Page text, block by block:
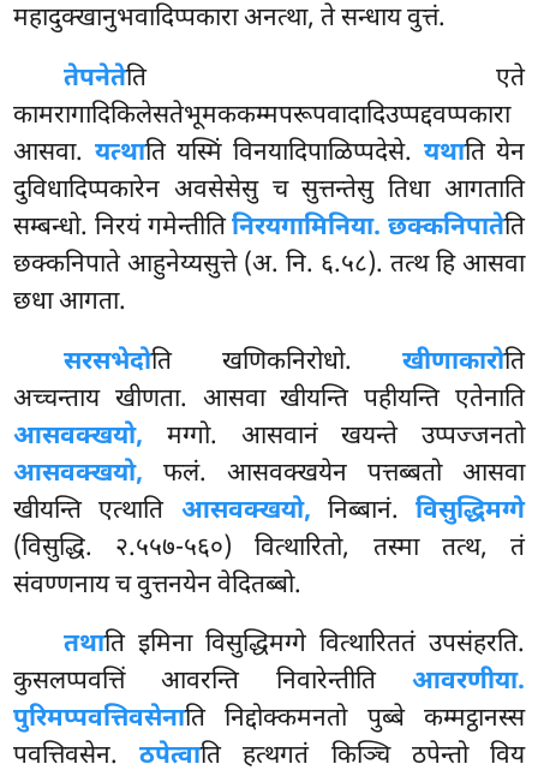
महादुक्खानुभवादिप्पकारा अनत्था, ते सन्धाय वुत्तं.
तेपनेतेति एते
कामरागादिकिलेसतेभूमककम्मपरूपवादादिउप्पद्दवप्पकारा
आसवा. यत्थाति यस्मिं विनयादिपाळिप्पदेसे. यथाति येन
दुविधादिप्पकारेन अवसेसेसु च सुत्तन्तेसु तिधा आगताति
सम्बन्धो. निरयं गमेन्तीतिनिरयगामिनिया. छक्कनिपातेति
छक्कनिपाते आहुनेय्यसुत्ते (अ. नि. ६.५८). तत्थ हि आसवा
छधा आगता.
सरसभेदोति खणिकनिरोधो. खीणाकारोति
अच्चन्ताय खीणता. आसवा खीयन्ति पहीयन्ति एतेनाति
आसवक्खयो, मग्गो. आसवानं खयन्ते उप्पज्जनतो
आसवक्खयो, फलं. आसवक्खयेन पत्तब्बतो आसवा
खीयन्ति एत्थाति आसवक्खयो, निब्बानं. विसुद्धिमग्गे
(विसुद्धि. २.५५७-५६०) वित्थारितो, तस्मा तत्थ, तं
संवण्णनाय च वुत्तनयेन वेदितब्बो.
तथाति इमिना विसुद्धिमग्गे वित्थारिततं उपसंहरति.
कुसलप्पवत्तिं आवरन्ति निवारेन्तीति आवरणीया.
पुरिमप्पवत्तिवसेनाति निद्दोक्कमनतो पुब्बे कम्मट्ठानस्स
पवत्तिवसेन.ठपेत्वाति हत्थगतं किञ्चि ठपेन्तो विय